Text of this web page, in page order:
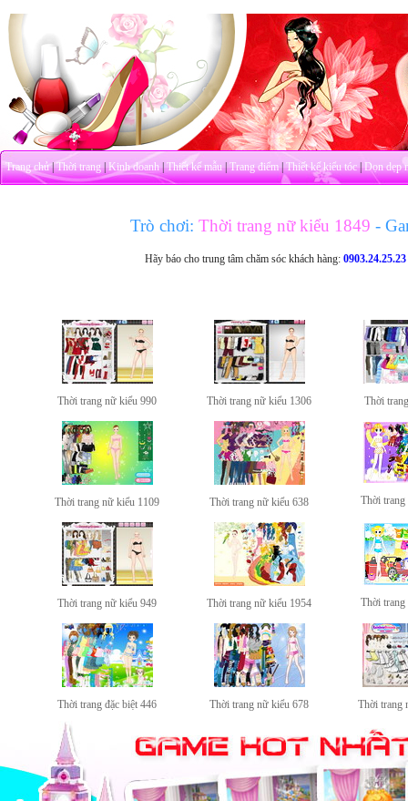
Trang chủ|Thời trang|Kinh doanh|Thiết kế mẫu|Trang điểm|Thiết kế kiểu tóc|Dọn dẹp
Trò chơi: Thời trang nữ kiểu 1849-
Hãy báo cho trung tâm chăm sóc khách hàng:0903.24.25.23
Thời trang nữ kiểu 990 Thời trang nữ kiểu 1306 Thời
Thời trang nữ kiểu 1109 Thời trang nữ kiểu 638 Thời trang
Thời trang nữ kiểu 949 Thời trang nữ kiểu 1954 Thời trang
Thời trang đặc biệt 446 Thời trang nữ kiểu 678 Thời trang